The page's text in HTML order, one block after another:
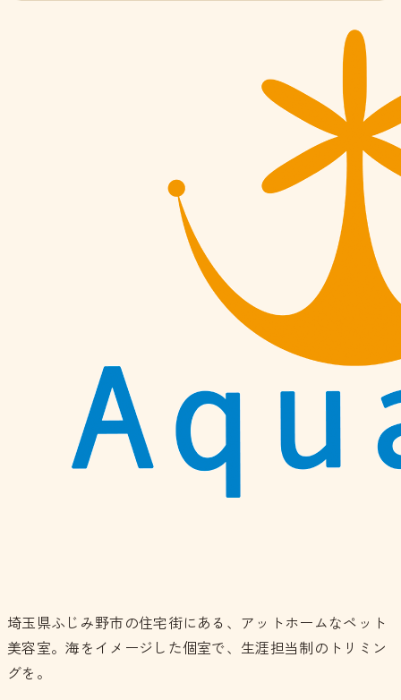
埼玉県ふじみ野市の住宅街にある、アットホームなペット
美容室。海をイメージした個室で、生涯担当制のトリミン
グを。